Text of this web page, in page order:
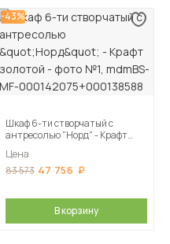
-43%
Шкаф 6-ти створчатый с
антресолью "Норд" - Крафт
Цена
83 573 47 756
В корзину